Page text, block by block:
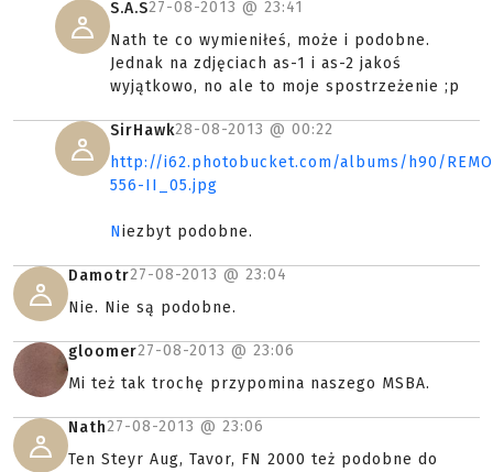
S.A.S27-08-2013 @ 23:41
Nath te co wymieniłeś, może i podobne.
Jednak na zdjęciach as-1 i as-2 jakoś
wyjątkowo, no ale to moje spostrzeżenie ;p
SirHawk28-08-2013 @ 00:22
http://i62.photobucket.com/albums/h90/
556-II_05.jpg
Niezbyt podobne.
Damotr27-08-2013 @ 23:04
Nie. Nie są podobne.
gloomer27-08-2013 @ 23:06
Mi też tak trochę przypomina naszego MSBA.
Nath27-08-2013 @ 23:06
Ten Steyr Aug, Tavor, FN 2000 też podobne do